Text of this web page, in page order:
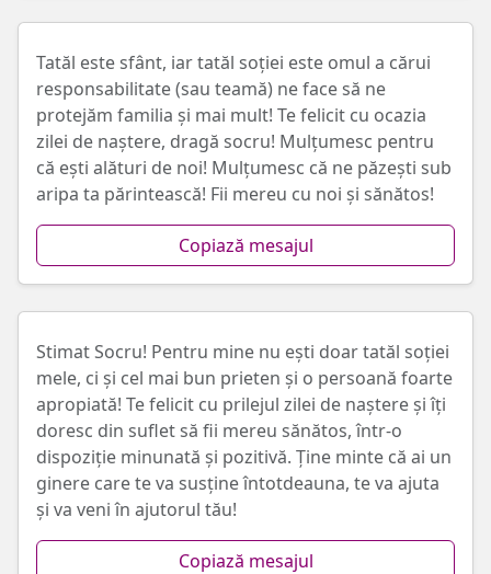
Tatăl este sfânt, iar tatăl soției este omul a cărui
responsabilitate (sau teamă) ne face să ne
protejăm familia și mai mult! Te felicit cu ocazia
zilei de naștere, dragă socru! Mulțumesc pentru
că ești alături de noi! Mulțumesc că ne păzești sub
aripa ta părintească! Fii mereu cu noi și sănătos!
Copiază mesajul
Stimat Socru! Pentru mine nu ești doar tatăl soției
mele, ci și cel mai bun prieten și o persoană foarte
apropiată! Te felicit cu prilejul zilei de naștere și îți
doresc din suflet să fii mereu sănătos, într-o
dispoziție minunată și pozitivă. Ține minte că ai un
ginere care te va susține întotdeauna, te va ajuta
și va veni în ajutorul tău!
Copiază mesajul